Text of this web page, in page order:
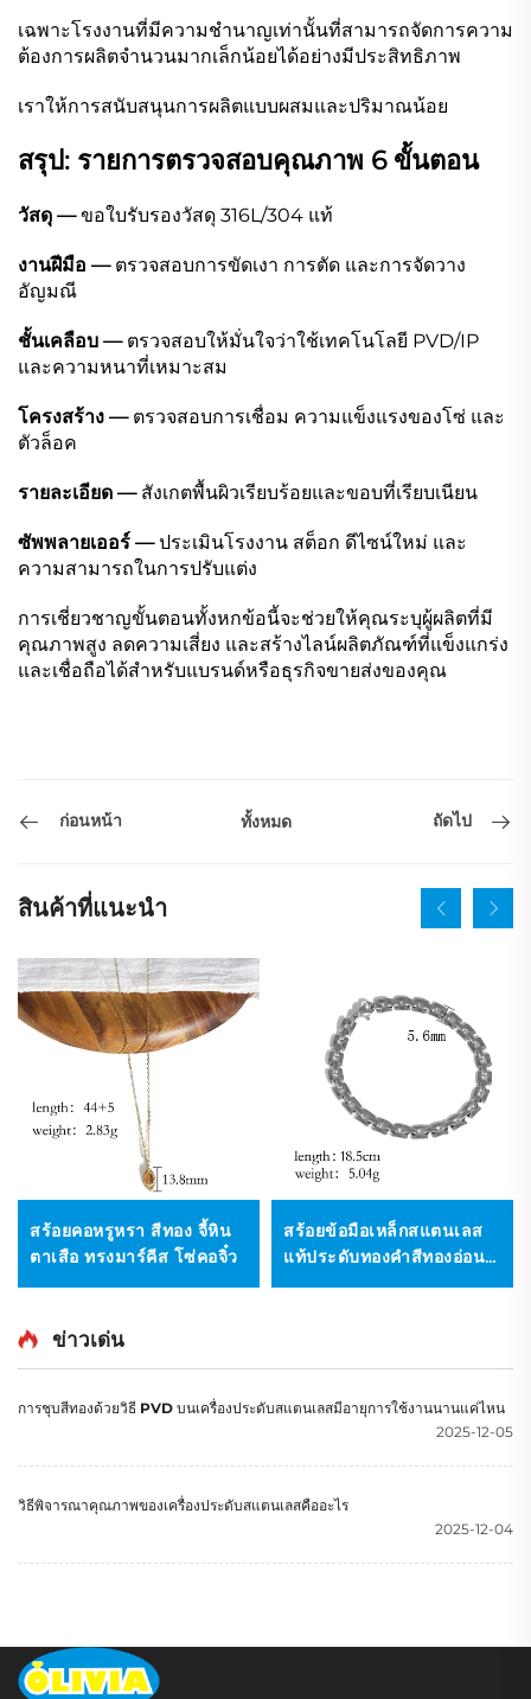
เฉพาะโรงงานที่มีความชำนาญเท่านั้นที่สามารถจัดการความ
ต้องการผลิตจำนวนมากเล็กน้อยได้อย่างมีประสิทธิภาพ
เราให้การสนับสนุนการผลิตแบบผสมและปริมาณน้อย
สรุป: รายการตรวจสอบคุณภาพ 6 ขั้นตอน
วัสดุ —ขอใบรับรองวัสดุ 316L/304 แท้
งานฝีมือ — ตรวจสอบการขัดเงา การตัด และการจัดวาง
อัญมณี
ชั้นเคลือบ — ตรวจสอบให้มั่นใจว่าใช้เทคโนโลยี PVD/IP
และความหนาที่เหมาะสม
โครงสร้าง — ตรวจสอบการเชื่อม ความแข็งแรงของโซ่ และ
ตัวล็อค
รายละเอียด — สังเกตพื้นผิวเรียบร้อยและขอบที่เรียบเนียน
ซัพพลายเออร์ —ประเมินโรงงาน สต็อก ดีไซน์ใหม่ และ
ความสามารถในการปรับแต่ง
การเชี่ยวชาญขั้นตอนทั้งหกข้อนี้จะช่วยให้คุณระบุผู้ผลิตที่มี
คุณภาพสูง ลดความเสี่ยง และสร้างไลน์ผลิตภัณฑ์ที่แข็งแกร่ง
และเชื่อถือได้สำหรับแบรนด์หรือธุรกิจขายส่งของคุณ
ก่อนหน้า ทั้งหมด ถัดไป
สินค้าที่แนะนำ
สร้อยคอหรูหรา สีทอง จี้หิน
ตาเสือ ทรงมาร์คีส โซ่คอจิ๋ว
สร้อยข้อมือเหล็กสแตนเลส
แท้ประดับทองคำสีทองอ่อน
แบบแฮนด์เมด
ข่าวเด่น
การชุบสีทองด้วยวิธี PVD บนเครื่องประดับสแตนเลสมีอายุการใช้งานนานแค่ไหน
2025-12-05
วิธีพิจารณาคุณภาพของเครื่องประดับสแตนเลสคืออะไร
2025-12-04